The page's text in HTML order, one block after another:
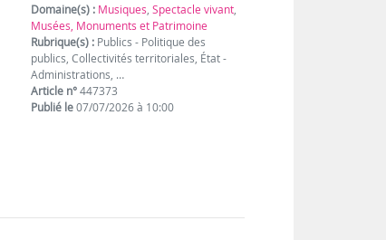
Domaine(s) : Musiques,Spectacle vivant,
Musées, Monuments et Patrimoine
Rubrique(s) : Publics - Politique des
publics, Collectivités territoriales, État -
Administrations, …
Article n°447373
Publié le07/07/2026 à 10:00